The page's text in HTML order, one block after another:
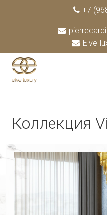
+7
Elve-
Коллекция